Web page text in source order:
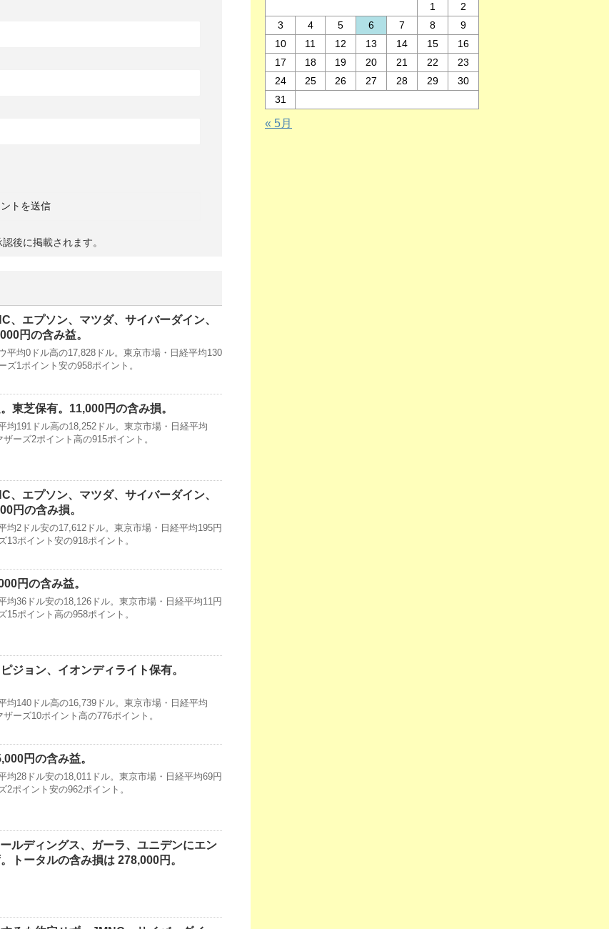
後に掲載されます。
、エプソン、マツダ、サイバーダイン、
円の含み益。
平均0ドル高の17,828ドル。東京市場・日経平均130
ズ1ポイント安の958ポイント。
東芝保有。11,000円の含み損。
均191ドル高の18,252ドル。東京市場・日経平均
ーズ2ポイント高の915ポイント。
、エプソン、マツダ、サイバーダイン、
円の含み損。
均2ドル安の17,612ドル。東京市場・日経平均195円
13ポイント安の918ポイント。
円の含み益。
均36ドル安の18,126ドル。東京市場・日経平均11円
15ポイント高の958ポイント。
ジョン、イオンディライト保有。
均140ドル高の16,739ドル。東京市場・日経平均
ーズ10ポイント高の776ポイント。
円の含み益。
均28ドル安の18,011ドル。東京市場・日経平均69円
2ポイント安の962ポイント。
ルディングス、ガーラ、ユニデンにエン
トータルの含み損は 278,000円。
1
2
3
4 5 6 7 8
9
10
11 12 13 14 15
16
17
18 19 20 21 22
23
24
25 26 27 28 29
30
31
« 5月